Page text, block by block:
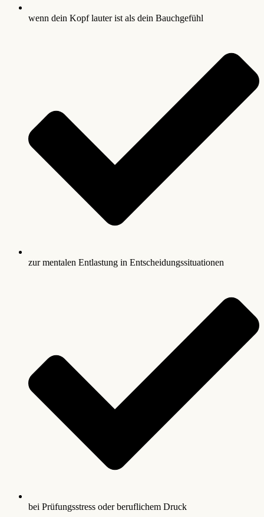
wenn dein Kopf lauter ist als dein Bauchgefühl
zur mentalen Entlastung in Entscheidungssituationen
bei Prüfungsstress oder beruflichem Druck